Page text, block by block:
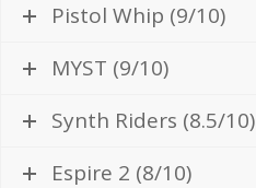
Pistol Whip (9/10)
MYST (9/10)
Synth Riders (8.5/10)
Espire 2 (8/10)